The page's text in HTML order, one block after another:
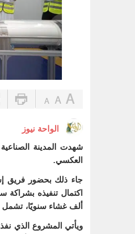
الحرارة تصل لـ 50 مئوية.. الإنذار البرتقالي بموجة
?p=82408
الواحة نيوز
شهدت المدينة
العكسي.
جاء ذلك بحضور فريق
ألف غشاء سنويًا، تشمل
ويأتي المشروع الذي